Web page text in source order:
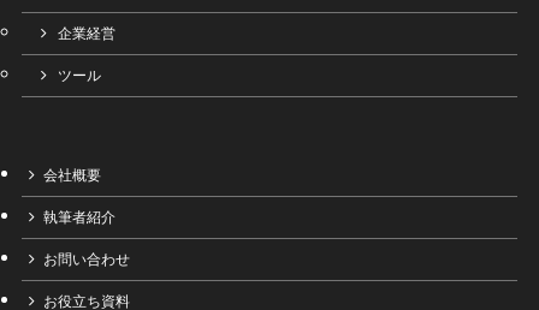
企業経営
ツール
会社概要
執筆者紹介
お問い合わせ
お役立ち資料